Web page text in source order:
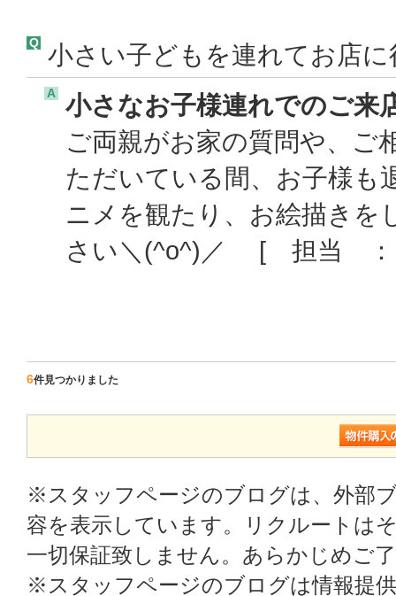
Q 小さい子どもを連れてお店
A
小さなお子様連れでのご来
ご両親がお家の質問や、ご
ただいている間、お子様も
ニメを観たり、お絵描き
さい＼(^o^)／ [ 担当
6件見つかりました
※スタッフページのブログは、外部
容を表示しています。リクルートは
一切保証致しません。あらかじめご
※スタッフページのブログは情報提